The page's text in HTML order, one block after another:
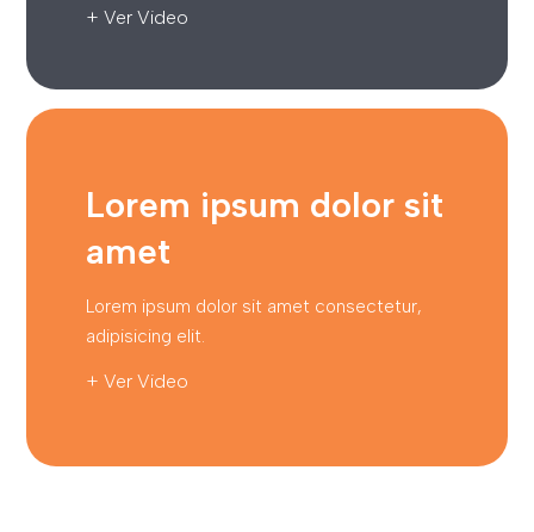
+ Ver Video
Lorem ipsum dolor sit
amet
Lorem ipsum dolor sit amet consectetur,
adipisicing elit.
+ Ver Video